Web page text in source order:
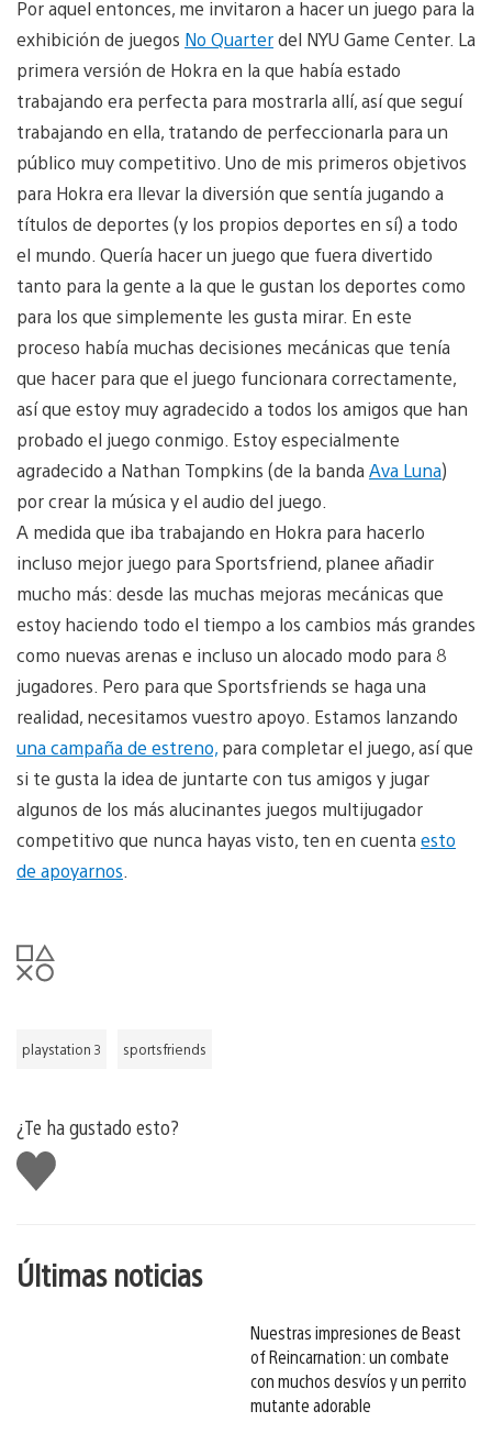
Por aquel entonces, me invitaron a hacer un juego para la
exhibición de juegos No Quarterdel NYU Game Center. La
primera versión de Hokra en la que había estado
trabajando era perfecta para mostrarla allí, así que seguí
trabajando en ella, tratando de perfeccionarla para un
público muy competitivo. Uno de mis primeros objetivos
para Hokra era llevar la diversión que sentía jugando a
títulos de deportes (y los propios deportes en sí) a todo
el mundo. Quería hacer un juego que fuera divertido
tanto para la gente a la que le gustan los deportes como
para los que simplemente les gusta mirar. En este
proceso había muchas decisiones mecánicas que tenía
que hacer para que el juego funcionara correctamente,
así que estoy muy agradecido a todos los amigos que han
probado el juego conmigo. Estoy especialmente
agradecido a Nathan Tompkins (de la banda Ava Luna)
por crear la música y el audio del juego.
A medida que iba trabajando en Hokra para hacerlo
incluso mejor juego para Sportsfriend, planee añadir
mucho más: desde las muchas mejoras mecánicas que
estoy haciendo todo el tiempo a los cambios más grandes
como nuevas arenas e incluso un alocado modo para 8
jugadores. Pero para que Sportsfriends se haga una
realidad, necesitamos vuestro apoyo. Estamos lanzando
una campaña de estreno, para completar el juego, así que
si te gusta la idea de juntarte con tus amigos y jugar
algunos de los más alucinantes juegos multijugador
competitivo que nunca hayas visto, ten en cuenta esto
de apoyarnos
playstation 3 sportsfriends
¿Te ha gustado esto?
Me
gusta
Últimas noticias
Nuestras impresiones de Beast
of Reincarnation: un combate
con muchos desvíos y un perrito
mutante adorable